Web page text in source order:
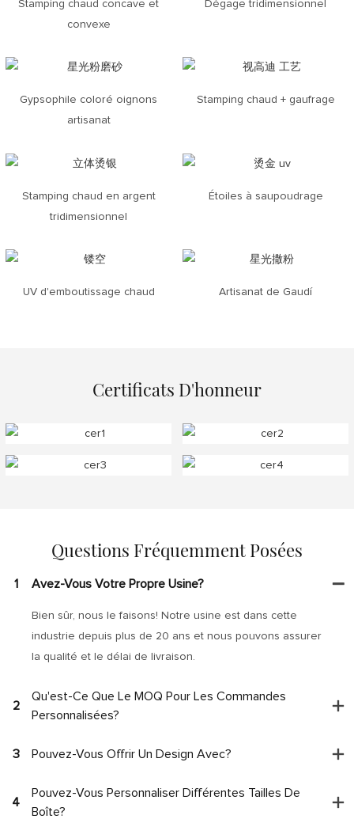
Stamping chaud concave et
convexe
Dégage tridimensionnel
Gypsophile coloré oignons
artisanat
Stamping chaud + gaufrage
Stamping chaud en argent
tridimensionnel
Étoiles à saupoudrage
UV d'emboutissage chaud Artisanat de Gaudí
Certificats D'honneur
Questions Fréquemment Posées
1 Avez-Vous Votre Propre Usine?
Bien sûr, nous le faisons! Notre usine est dans cette
industrie depuis plus de 20 ans et nous pouvons assurer
la qualité et le délai de livraison.
2
Qu'est-Ce Que Le MOQ Pour Les Commandes
Personnalisées?
3 Pouvez-Vous Offrir Un Design Avec?
4
Pouvez-Vous Personnaliser Différentes Tailles De
Boîte?